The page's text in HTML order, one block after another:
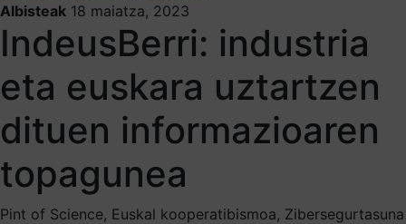
Albisteak 18 maiatza, 2023
IndeusBerri: industria
eta euskara uztartzen
dituen informazioaren
topagunea
Pint of Science, Euskal kooperatibismoa, Zibersegurtasuna